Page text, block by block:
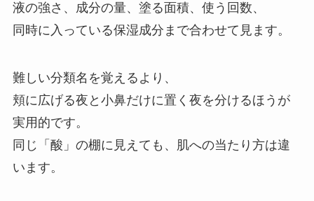
液の強さ、成分の量、塗る面積、使う回数、
同時に入っている保湿成分まで合わせて見ます。
難しい分類名を覚えるより、
頬に広げる夜と小鼻だけに置く夜を分けるほうが
実用的です。
同じ「酸」の棚に見えても、肌への当たり方は違
います。